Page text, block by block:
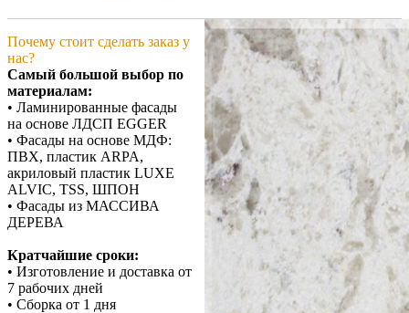
Почему стоит сделать заказ у
нас?
Самый большой выбор по
материалам:
• Ламинированные фасады
на основе ЛДСП EGGER
• Фасады на основе МДФ:
ПВХ, пластик ARPA,
акриловый пластик LUXE
ALVIC, TSS, ШПОН
• Фасады из МАССИВА
ДЕРЕВА
Кратчайшие сроки:
• Изготовление и доставка от
7 рабочих дней
• Сборка от 1 дня